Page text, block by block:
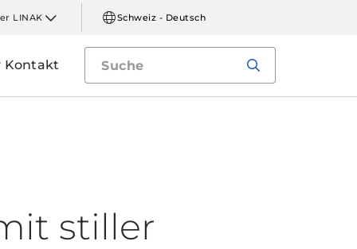
LINAK Schweiz - Deutsch
Kontakt
stiller